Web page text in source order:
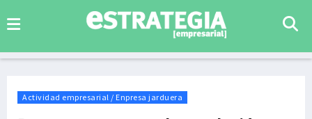
Actividad empresarial / Enpresa jarduera